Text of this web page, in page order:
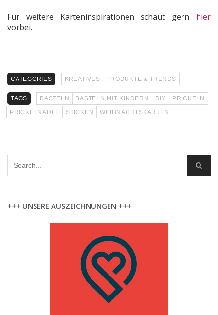
Für weitere Karteninspirationen schaut gern hier
vorbei.
CATEGORIES KREATIVES PRODUKTE & TRENDS
TAGS BASTELN BASTELN MIT KINDERN DIY
PRICKELN
PRICKELNADEL
STICKEN WEIHNACHTSKARTEN
+++ UNSERE AUSZEICHNUNGEN +++